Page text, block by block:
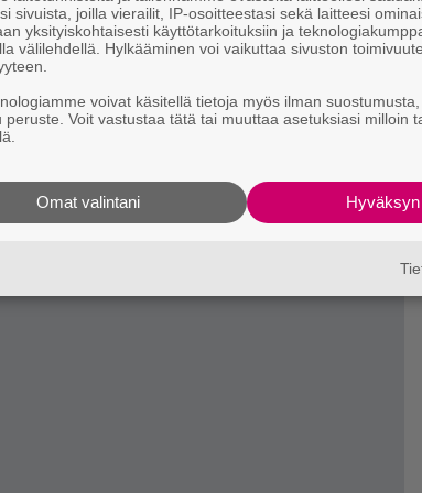
ellei yhtiö keskeytä Sonyn oikeuksia
sivuista, joilla vierailit, IP-osoitteestasi sekä laitteesi
yksityiskohtaisesti käyttötarkoituksiin ja
välilehdellä. Hylkääminen voi vaikuttaa sivuston
voivat käsitellä tietoja myös ilman
peruste. Voit vastustaa tätä tai muuttaa asetuksiasi milloin
Omat valintani